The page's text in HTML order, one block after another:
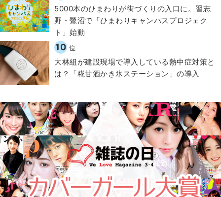
5000本のひまわりが街づくりの入口に。習志
野・鷺沼で「ひまわりキャンパスプロジェク
ト」始動
10 位
大林組が建設現場で導入している熱中症対策と
は？「糀甘酒かき氷ステーション」の導入